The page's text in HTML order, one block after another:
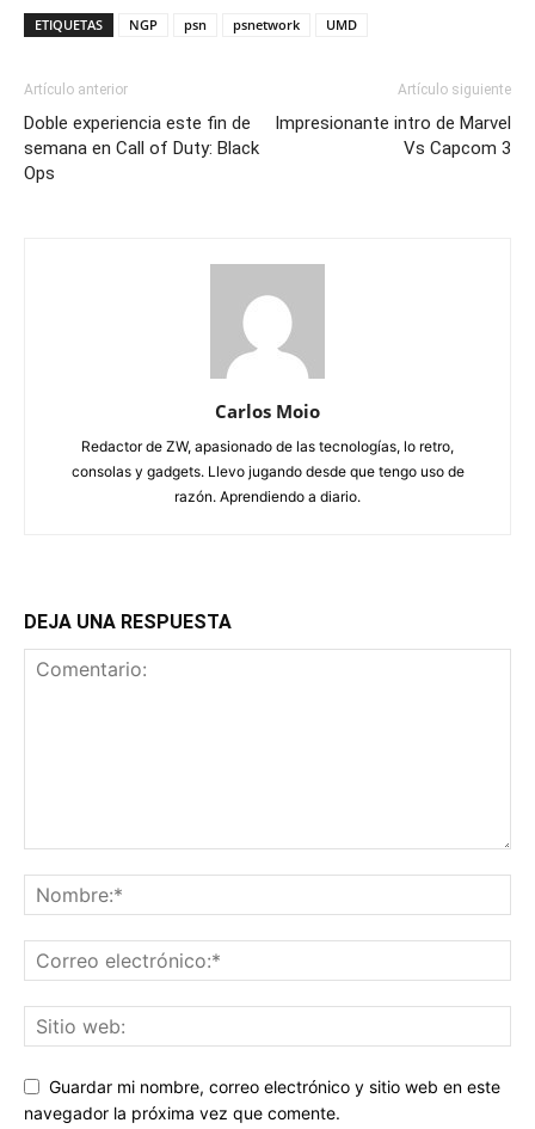
consola
UMD
con
nuestra
estantería
juegos
ETIQUETAS NGP psn psnetwork UMD
Artículo anterior
Doble experiencia este fin de
semana en Call of Duty: Black
Ops
Artículo siguiente
Impresionante intro de Marvel
Vs Capcom 3
Carlos Moio
Redactor de ZW, apasionado de las tecnologías, lo retro,
consolas y gadgets. Llevo jugando desde que tengo uso de
razón. Aprendiendo a diario.
DEJA UNA RESPUESTA
Guardar mi nombre, correo electrónico y sitio web en este
navegador la próxima vez que comente.